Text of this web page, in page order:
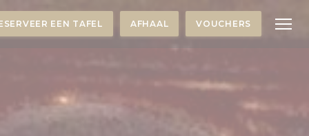
EEN TAFEL AFHAAL VOUCHERS